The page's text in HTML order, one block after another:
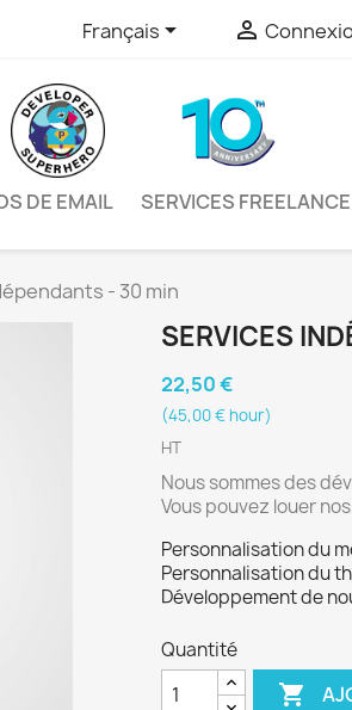
Français 
DE EMAIL SERVICES
- 30 min
SERVICES
22,50 €
(45,00 € hour)
HT
Nous sommes des
Vous pouvez louer
Personnalisation du
Personnalisation du
Développement de
Quantité
